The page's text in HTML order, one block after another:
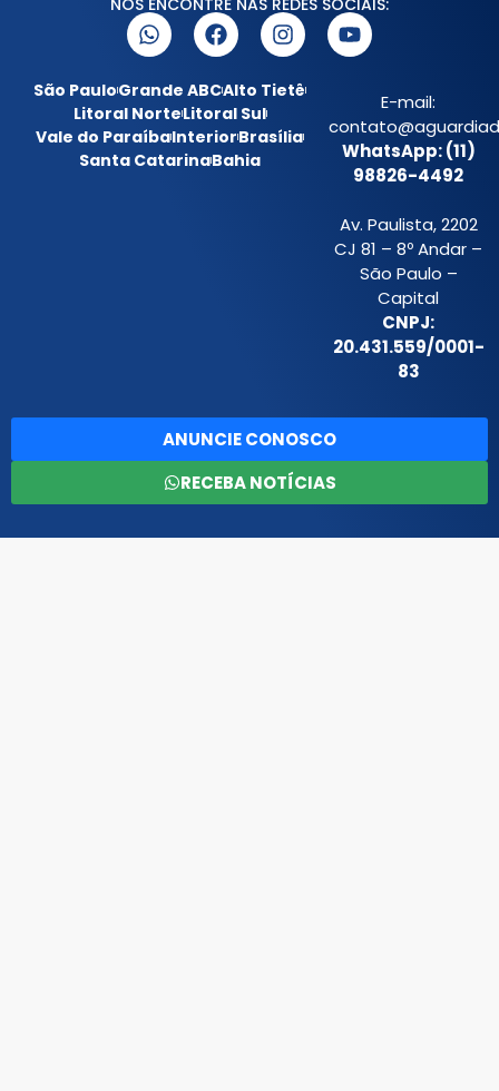
São PauloGrande ABCAlto Tietê
Litoral NorteLitoral Sul
Vale do ParaíbaInteriorBrasília
Santa CatarinaBahia
E-mail:
WhatsApp: (11)
98826-4492
Av. Paulista, 2202
CJ 81 – 8º Andar –
São Paulo –
Capital
CNPJ:
20.431.559/0001-
83
ANUNCIE CONOSCO
RECEBA NOTÍCIAS